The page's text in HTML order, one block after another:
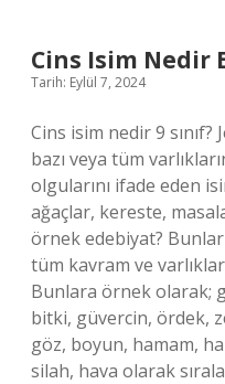
Cins Isim Nedir
Tarih: Eylül 7, 2024
Cins isim nedir 9
bazı veya tüm
olgularını ifade eden
ağaçlar, kereste,
örnek edebiyat?
tüm kavram ve
Bunlara örnek olarak;
bitki, güvercin, ördek,
göz, boyun, hamam,
silah, hava olarak